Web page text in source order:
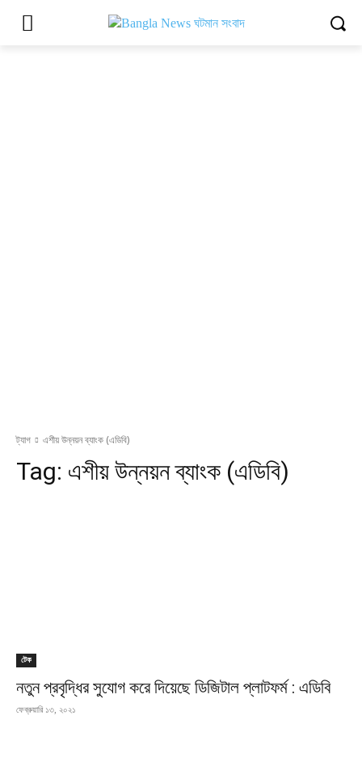
ট্যাগ এশীয় উন্নয়ন ব্যাংক (এডিবি)
Tag: এশীয় উন্নয়ন ব্যাংক (এডিবি)
টেক
নতুন প্রবৃদ্ধির সুযোগ করে দিয়েছে ডিজিটাল প্লাটফর্ম : এডিবি
ফেব্রুয়ারি ১৩, ২০২১